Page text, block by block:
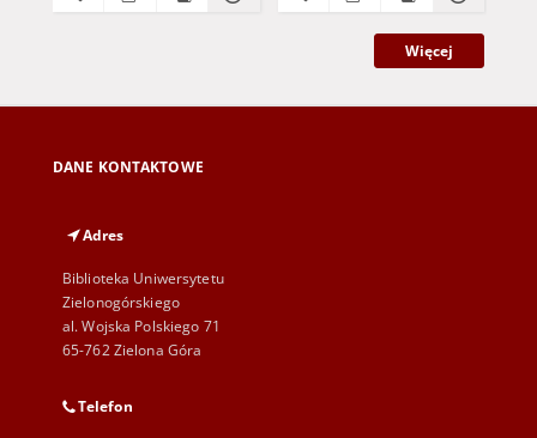
Więcej
DANE KONTAKTOWE
Adres
Biblioteka Uniwersytetu
Zielonogórskiego
al. Wojska Polskiego 71
65-762 Zielona Góra
Telefon